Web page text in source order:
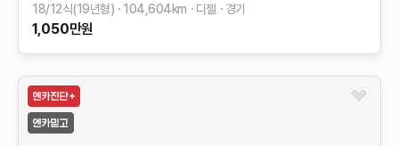
18/12식(19년형) 104,604km 디젤 경기
1,050만원